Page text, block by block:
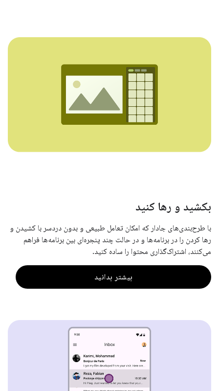
بکشید و رها کنید
با طرح‌بندی‌های جادار که امکان تعامل طبیعی و بدون دردسر با کشیدن و
رها کردن را در برنامه‌ها و در حالت چند پنجره‌ای بین برنامه‌ها فراهم
می‌کنند، اشتراک‌گذاری محتوا را ساده کنید.
بیشتر بدانید